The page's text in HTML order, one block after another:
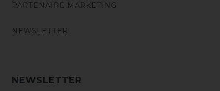
PARTENAIRE MARKETING
NEWSLETTER
NEWSLETTER